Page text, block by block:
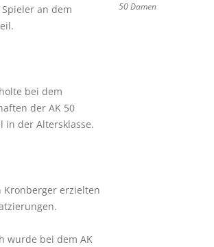
an dem
bei dem
der AK 50
in der Altersklasse.
Kronberger erzielten
wurde bei dem AK
50 Damen